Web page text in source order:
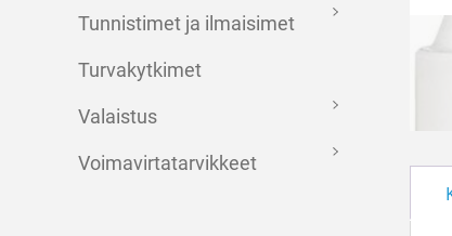
Tunnistimet ja ilmaisimet
Turvakytkimet
Valaistus
Voimavirtatarvikkeet